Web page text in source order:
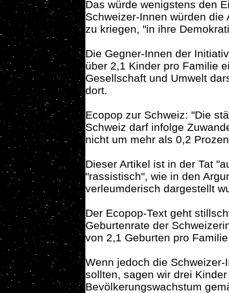
Das würde wenigstens den
Schweizer-Innen würden
zu kriegen, "in ihre
Die Gegner-Innen der
über 2,1 Kinder pro Familie
Gesellschaft und Umwelt
dort.
Ecopop zur Schweiz: "Die
Schweiz darf infolge
nicht um mehr als 0,2
Dieser Artikel ist in der Tat
"rassistisch", wie in den
verleumderisch dargestellt
Der Ecopop-Text geht
Geburtenrate der
von 2,1 Geburten pro
Wenn jedoch die
sollten, sagen wir drei
Bevölkerungswachstum